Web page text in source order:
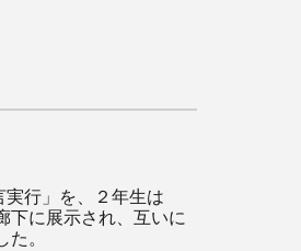
行」を、２年生は
下に展示され、互いに
。